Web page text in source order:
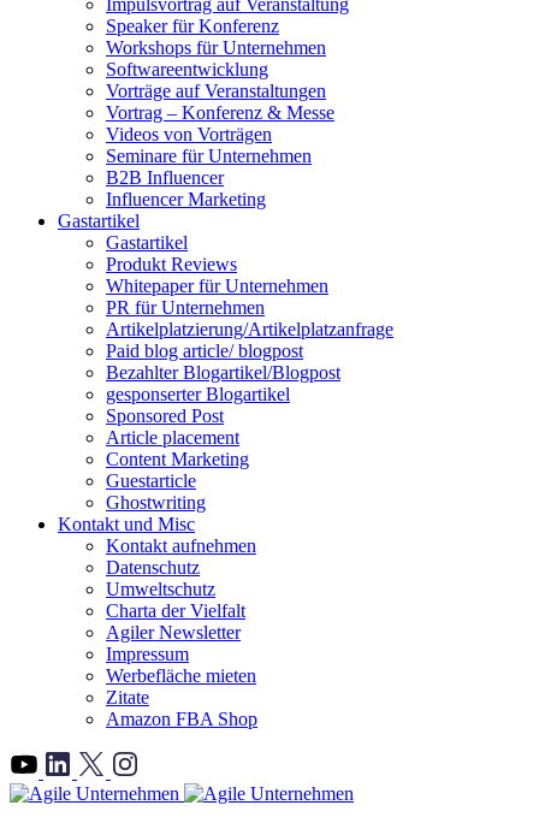
Impulsvortrag auf Veranstaltung
Speaker für Konferenz
Workshops für Unternehmen
Softwareentwicklung
Vorträge auf Veranstaltungen
Vortrag – Konferenz & Messe
Videos von Vorträgen
Seminare für Unternehmen
B2B Influencer
Influencer Marketing
Gastartikel
Gastartikel
Produkt Reviews
Whitepaper für Unternehmen
PR für Unternehmen
Artikelplatzierung/Artikelplatzanfrage
Paid blog article/ blogpost
Bezahlter Blogartikel/Blogpost
gesponserter Blogartikel
Sponsored Post
Article placement
Content Marketing
Guestarticle
Ghostwriting
Kontakt und Misc
Kontakt aufnehmen
Datenschutz
Umweltschutz
Charta der Vielfalt
Agiler Newsletter
Impressum
Werbefläche mieten
Zitate
Amazon FBA Shop
">